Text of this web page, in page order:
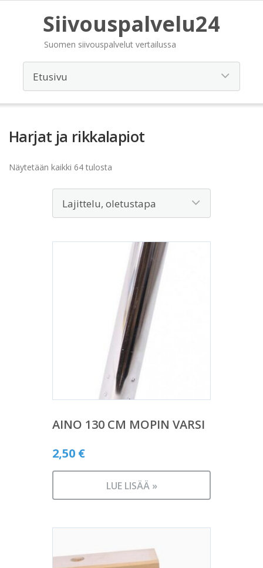
Siivouspalvelu24
Suomen siivouspalvelut vertailussa
Harjat ja rikkalapiot
Näytetään kaikki 64 tulosta
AINO 130 CM MOPIN VARSI
2,50 €
LUE LISÄÄ »